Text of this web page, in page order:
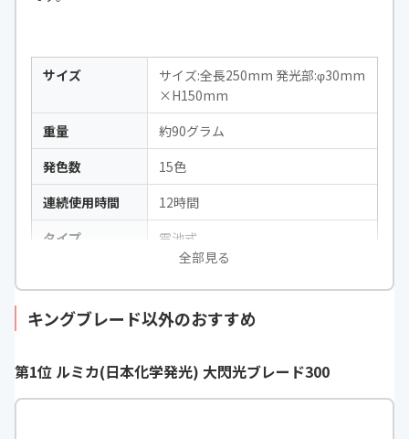
サイズ
サイズ:全長250mm 発光部:φ30mm
×H150mm
重量
約90グラム
発色数
15色
連続使用時間
12時間
タイプ
電池式
メモリー機能
〇
パッケージ内容
本体/テスト用電池/ストラップ/取扱
説明書
全部見る
キングブレード以外のおすすめ
第1位 ルミカ(日本化学発光) 大閃光ブレード300